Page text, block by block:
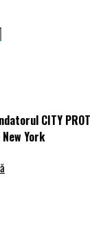
CITY
York